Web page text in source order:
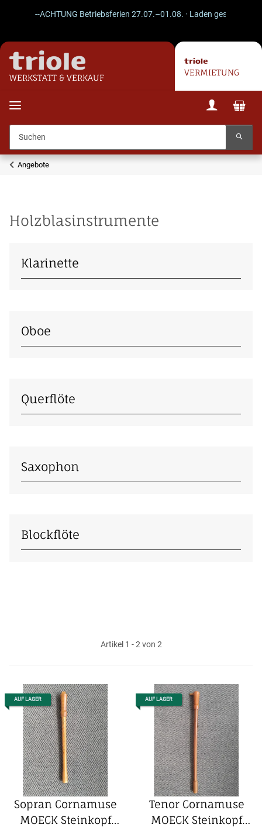
--ACHTUNG Betriebsferien 27.07.–01.08. · Laden geschlossen
WERKSTATT & VERKAUF
VERMIETUNG
Angebote
Holzblasinstrumente
Klarinette
Oboe
Querflöte
Saxophon
Blockflöte
Artikel 1 - 2 von 2
AUF LAGER
Sopran Cornamuse
MOECK Steinkopf
AUF LAGER
Tenor Cornamuse
MOECK Steinkopf